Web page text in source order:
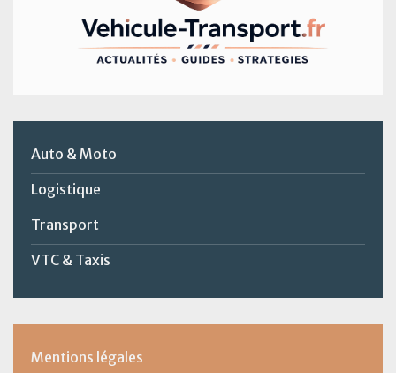
Auto & Moto
Logistique
Transport
VTC & Taxis
Mentions légales